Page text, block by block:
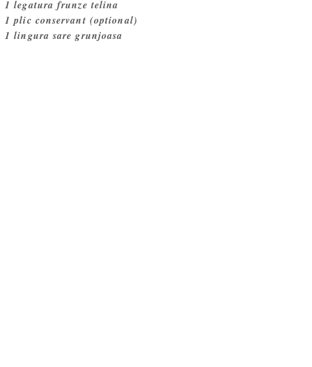
1 legatura frunze telina
1 plic conservant (optional)
1 lingura sare grunjoasa